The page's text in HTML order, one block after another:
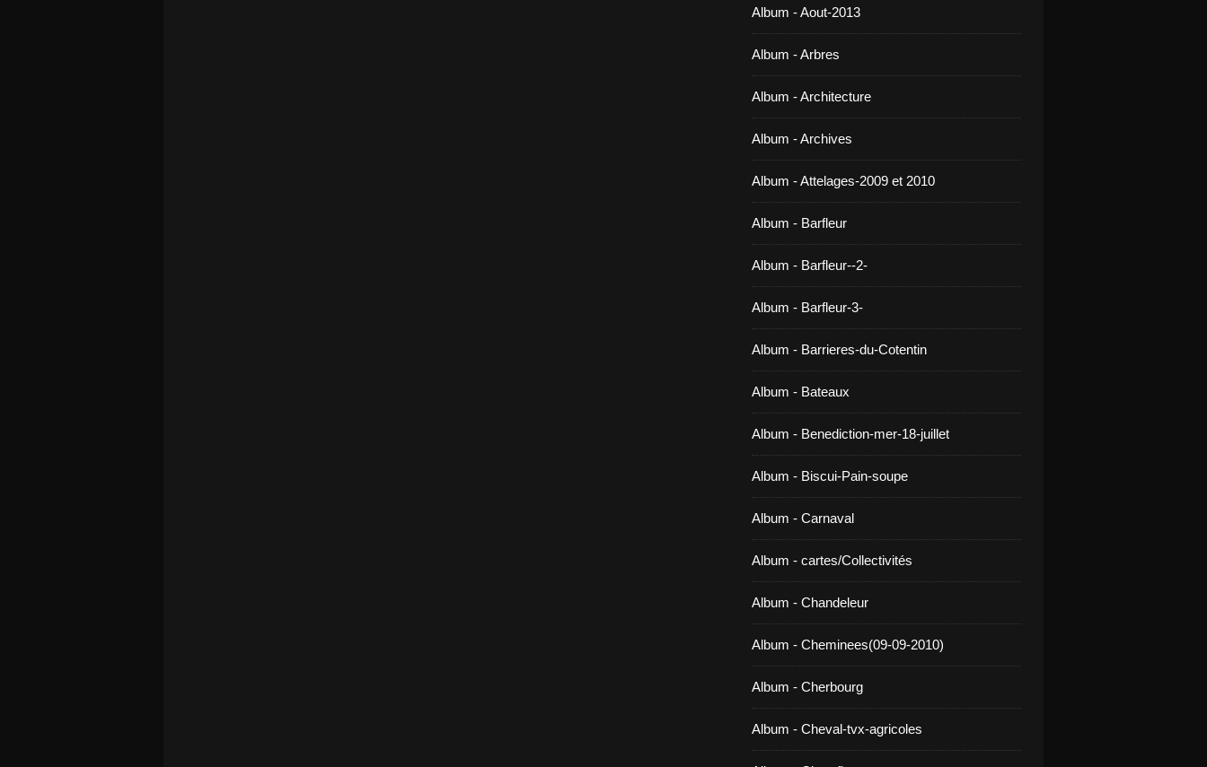
Album - Aout-2013
Album - Arbres
Album - Architecture
Album - Archives
Album - Attelages-2009 et 2010
Album - Barfleur
Album - Barfleur--2-
Album - Barfleur-3-
Album - Barrieres-du-Cotentin
Album - Bateaux
Album - Benediction-mer-18-juillet
Album - Biscui-Pain-soupe
Album - Carnaval
Album - cartes/Collectivités
Album - Chandeleur
Album - Cheminees(09-09-2010)
Album - Cherbourg
Album - Cheval-tvx-agricoles